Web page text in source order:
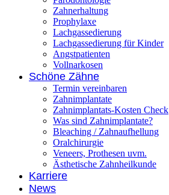
Zahnerhaltung
Prophylaxe
Lachgassedierung
Lachgassedierung für Kinder
Angstpatienten
Vollnarkosen
Schöne Zähne
Termin vereinbaren
Zahnimplantate
Zahnimplantats-Kosten Check
Was sind Zahnimplantate?
Bleaching / Zahnaufhellung
Oralchirurgie
Veneers, Prothesen uvm.
Ästhetische Zahnheilkunde
Karriere
News